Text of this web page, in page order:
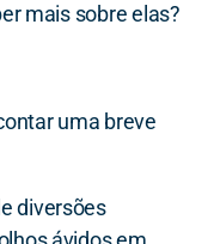
mais sobre elas?
uma breve
diversões